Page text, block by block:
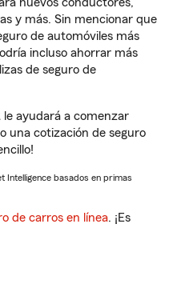
y más. Sin mencionar que
de automóviles más
incluso ahorrar más
de seguro de
ayudará a comenzar
una cotización de seguro
Intelligence basados en primas
de carros en línea. ¡Es